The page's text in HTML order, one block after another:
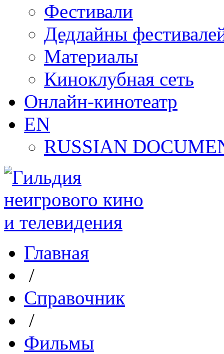
Фестивали
Дедлайны
Материалы
Киноклубная сеть
Онлайн-кинотеатр
EN
RUSSIAN
Главная
/
Справочник
/
Фильмы